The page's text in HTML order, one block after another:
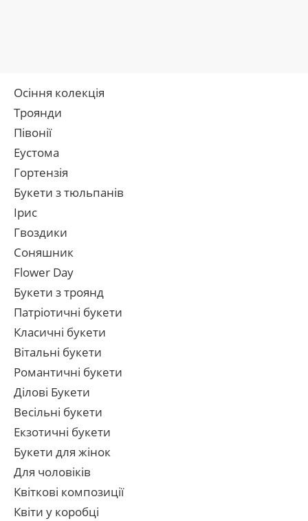
Осіння колекція
Троянди
Півонії
Еустома
Гортензія
Букети з тюльпанів
Ірис
Гвоздики
Соняшник
Flower Day
Букети з троянд
Патріотичні букети
Класичні букети
Вітальні букети
Романтичні букети
Ділові Букети
Весільні букети
Екзотичні букети
Букети для жінок
Для чоловіків
Квіткові композиції
Квіти у коробці